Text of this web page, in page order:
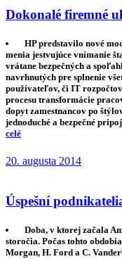
Dokonalé firemné
HP predstavilo nové
menia jestvujúce vnímanie
vrátane bezpečných a
navrhnutých pre splnenie
používateľov, či IT
procesu transformácie
dopyt zamestnancov po
jednoduché a bezpečné
celé
20. augusta 2014
Úspešní
Doba, v ktorej začala
storočia. Počas tohto
Morgan, H. Ford a C.